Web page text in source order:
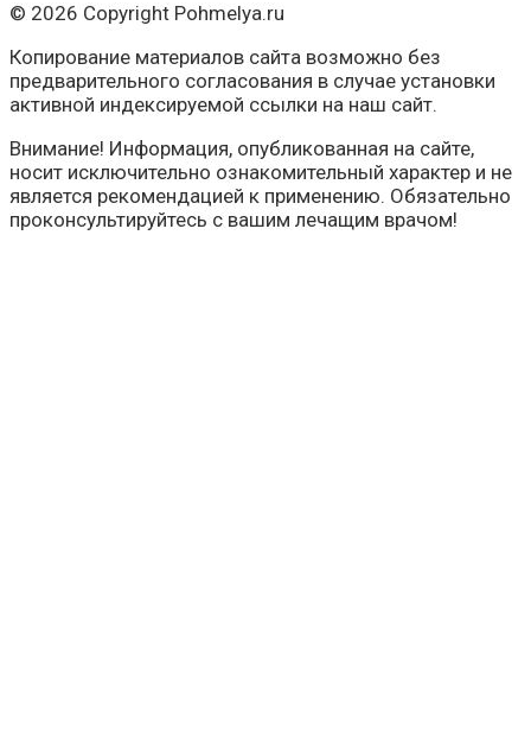
© 2026 Copyright Pohmelya.ru
Копирование материалов сайта возможно без
предварительного согласования в случае установки
активной индексируемой ссылки на наш сайт.
Внимание! Информация, опубликованная на сайте,
носит исключительно ознакомительный характер и не
является рекомендацией к применению. Обязательно
проконсультируйтесь с вашим лечащим врачом!